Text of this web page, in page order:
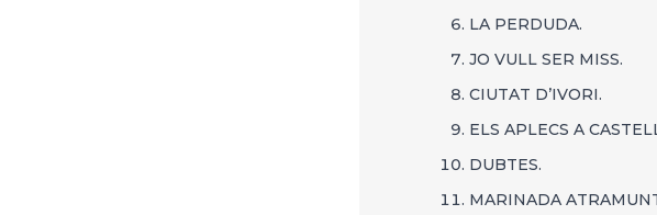
LA PERDUDA.
JO VULL SER MISS.
CIUTAT D’IVORI.
ELS APLECS A
DUBTES.
MARINADA